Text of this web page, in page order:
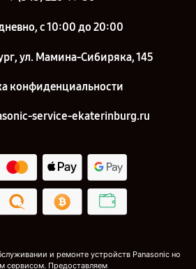
с 10:00 до 20:00
ул. Мамина-Сибиряка, 145
конфиденциальности
service-ekaterinburg.ru
и ремонте устройств Panasonic но
сервисом. Предоставляем